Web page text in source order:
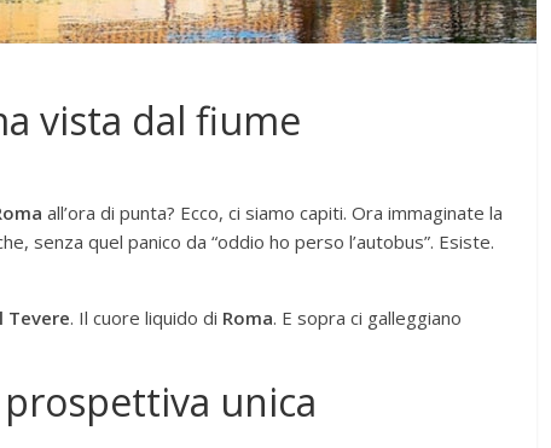
vista dal fiume
all’ora di punta? Ecco, ci siamo capiti. Ora immaginate la
senza quel panico da “oddio ho perso l’autobus”. Esiste.
Tevere. Il cuore liquido di Roma. E sopra ci galleggiano
unica